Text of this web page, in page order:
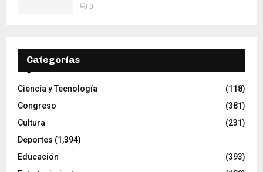
0
Categorías
Ciencia y Tecnología
(118)
Congreso
(381)
Cultura
(231)
Deportes (1,394)
Educación
(393)